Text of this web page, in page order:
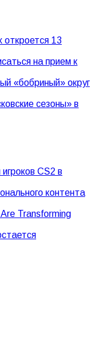
откроется 13
на прием к
«бобриный» округ
сезоны» в
CS2 в
контента
Transforming